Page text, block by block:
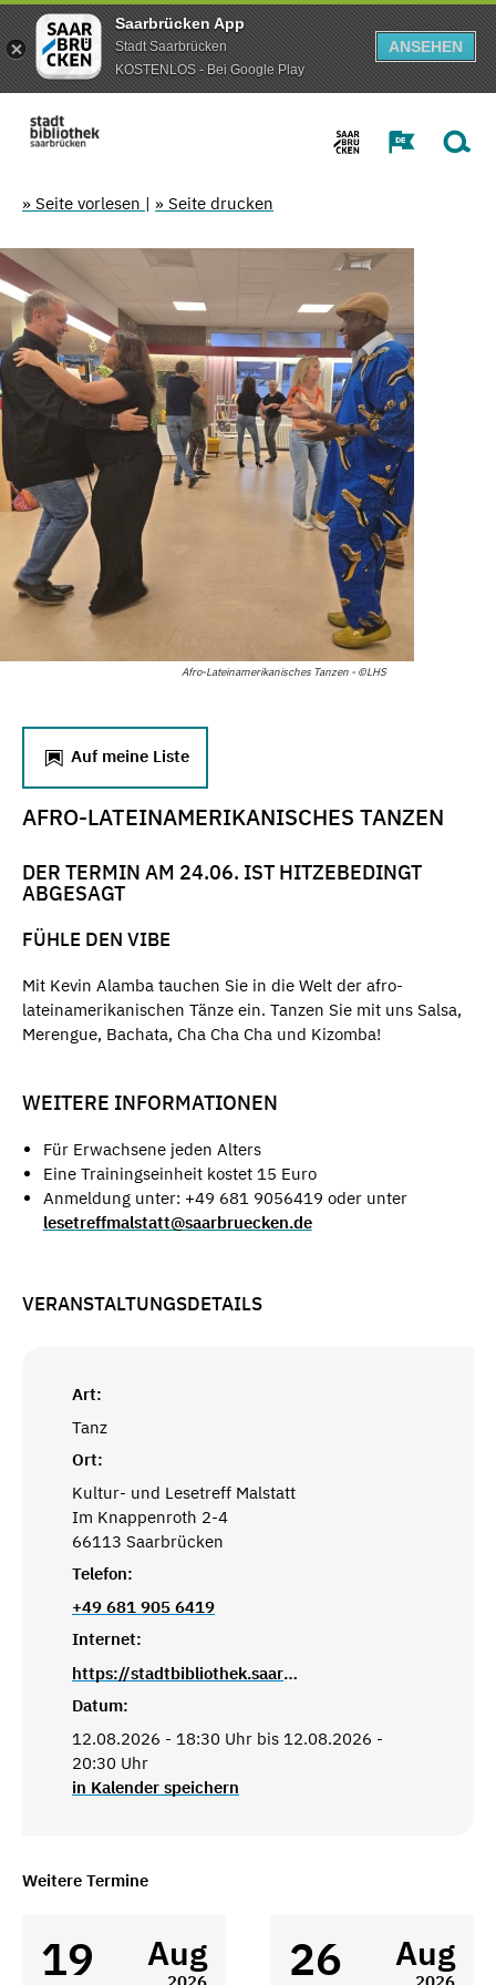
Saarbrücken App
Stadt Saarbrücken
KOSTENLOS - Bei Google Play
ANSEHEN
» Seite vorlesen | » Seite drucken
Afro-Lateinamerikanisches Tanzen - ©LHS
Auf meine Liste
AFRO-LATEINAMERIKANISCHES TANZEN
DER TERMIN AM 24.06. IST HITZEBEDINGT
ABGESAGT
FÜHLE DEN VIBE
Mit Kevin Alamba tauchen Sie in die Welt der afro-
lateinamerikanischen Tänze ein. Tanzen Sie mit uns Salsa,
Merengue, Bachata, Cha Cha Cha und Kizomba!
WEITERE INFORMATIONEN
Für Erwachsene jeden Alters
Eine Trainingseinheit kostet 15 Euro
Anmeldung unter: +49 681 9056419 oder unter
lesetreffmalstatt@saarbruecken.de
VERANSTALTUNGSDETAILS
Art:
Tanz
Ort:
Kultur- und Lesetreff Malstatt
Im Knappenroth 2-4
66113 Saarbrücken
Telefon:
+49 681 905 6419
Internet:
https://stadtbibliothek.saarbruecken.de/standorte/kultur_und_lesetreffs/kultur_und_lesetreff_malstatt
Datum:
12.08.2026 - 18:30 Uhr bis 12.08.2026 -
20:30 Uhr
in Kalender speichern
Weitere Termine
19 Aug 26 Aug